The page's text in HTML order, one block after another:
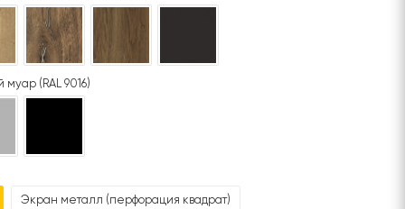
(RAL 9016)
Экран металл (перфорация квадрат)